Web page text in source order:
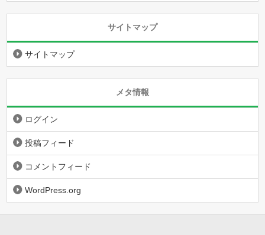
サイトマップ
サイトマップ
メタ情報
ログイン
投稿フィード
コメントフィード
WordPress.org